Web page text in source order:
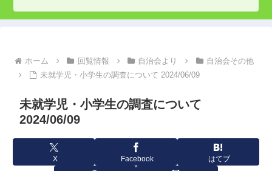
ホーム 回覧情報 自治会より
自治会その他
未就学児・小学生の調査について 2024/06/09
未就学児・小学生の調査について
2024/06/09
X Facebook はてブ